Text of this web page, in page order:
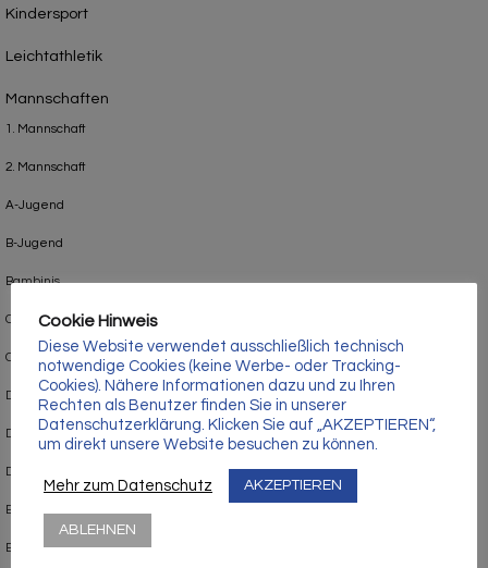
Kindersport
Leichtathletik
Mannschaften
1. Mannschaft
2. Mannschaft
A-Jugend
B-Jugend
Bambinis
C-Jugend
C2-Jugend
D1-Jugend
D2-Jugend
D3-Jugend
E1-Jugend
E2-Jugend
Cookie Hinweis
Diese Website verwendet ausschließlich technisch
notwendige Cookies (keine Werbe- oder Tracking-
Cookies). Nähere Informationen dazu und zu Ihren
Rechten als Benutzer finden Sie in unserer
Datenschutzerklärung. Klicken Sie auf „AKZEPTIEREN“,
um direkt unsere Website besuchen zu können.
Mehr zum Datenschutz AKZEPTIEREN
ABLEHNEN